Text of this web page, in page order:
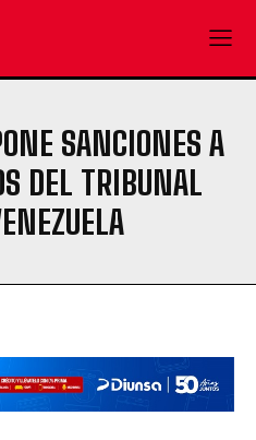
SANCIONES A
DEL TRIBUNAL